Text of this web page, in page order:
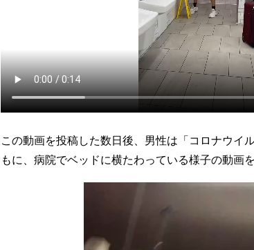
この動画を投稿した数日後、男性は「コロナウイ
もに、病院でベッドに横たわっている様子の動画を